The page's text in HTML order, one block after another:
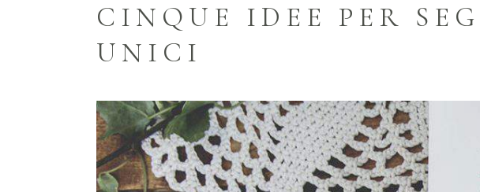
CINQUE IDEE PER
UNICI